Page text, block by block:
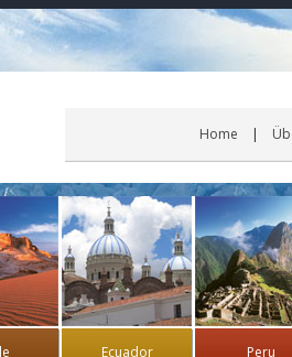
Home
Ecuador Peru